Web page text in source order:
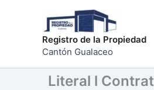
contenidoRegistro de la Propiedad
Cantón Gualaceo
Literal l